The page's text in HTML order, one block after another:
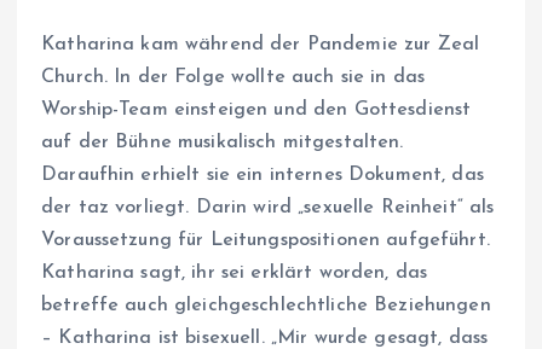
Katharina kam während der Pandemie zur Zeal
Church. In der Folge wollte auch sie in das
Worship-Team einsteigen und den Gottesdienst
auf der Bühne musikalisch mitgestalten.
Daraufhin erhielt sie ein internes Dokument, das
der taz vorliegt. Darin wird „sexuelle Reinheit“ als
Voraussetzung für Leitungspositionen aufgeführt.
Katharina sagt, ihr sei erklärt worden, das
betreffe auch gleichgeschlechtliche Beziehungen
– Katharina ist bisexuell. „Mir wurde gesagt, dass